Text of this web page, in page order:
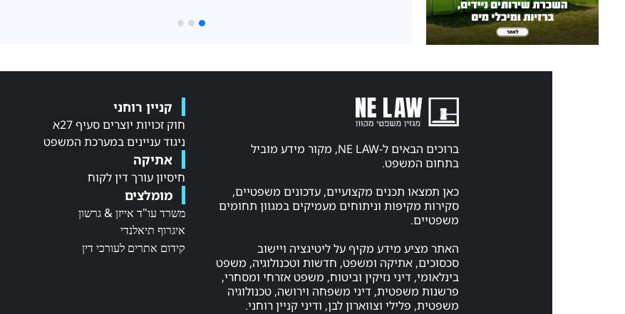
ברוכים הבאים ל-NE LAW, מקור מידע מוביל
בתחום המשפט.
כאן תמצאו תכנים מקצועיים, עדכונים משפטיים,
סקירות מקיפות וניתוחים מעמיקים במגוון תחומים
משפטיים.
האתר מציע מידע מקיף על ליטיגציה ויישוב
סכסוכים, אתיקה ומשפט, חדשות וטכנולוגיה, משפט
בינלאומי, דיני נזיקין וביטוח, משפט אזרחי ומסחרי,
פרשנות משפטית, דיני משפחה וירושה, טכנולוגיה
משפטית, פלילי וצווארון לבן, ודיני קניין רוחני.
קניין רוחני
חוק זכויות יוצרים סעיף 27א
ניגוד עניינים במערכת המשפט
אתיקה
חיסיון עורך דין לקוח
מומלצים
משרד עו"ד אייזן & גרשון
איגרוף תיאלנדי
קידום אתרים לעורכי דין